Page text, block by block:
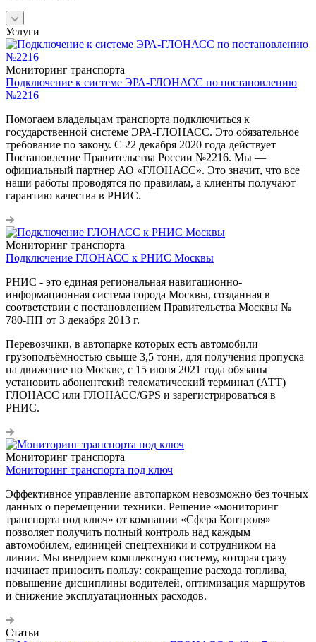
Услуги
Мониторинг транспорта
Подключение к системе ЭРА-ГЛОНАСС по постановлению
№2216
Помогаем владельцам транспорта подключиться к
государственной системе ЭРА-ГЛОНАСС. Это обязательное
требование по закону. С 22 декабря 2020 года действует
Постановление Правительства России №2216. Мы —
официальный партнер АО «ГЛОНАСС». Это значит, что все
наши работы проводятся по правилам, а клиенты получают
гарантию качества в РНИС.
Мониторинг транспорта
Подключение ГЛОНАСС к РНИС Москвы
РНИС - это единая региональная навигационно-
информационная система города Москвы, созданная в
соответствии с постановлением Правительства Москвы №
780-ПП от 3 декабря 2013 г.
Перевозчики, в автопарке которых есть автомобили
грузоподъёмностью свыше 3,5 тонн, для получения пропуска
на движение по Москве, с 15 июня 2021 года обязаны
установить абонентский телематический терминал (АТТ)
ГЛОНАСС или ГЛОНАСС/GPS и зарегистрироваться в
РНИС.
Мониторинг транспорта
Мониторинг транспорта под ключ
Эффективное управление автопарком невозможно без точных
данных о перемещении техники. Решение «мониторинг
транспорта под ключ» от компании «Сфера Контроля»
позволяет получить полный контроль над каждым
автомобилем, единицей спецтехники и сотрудником на
линии. Мы внедряем комплексную систему, которая сразу
начинает приносить пользу: сокращение расхода топлива,
повышение дисциплины водителей, оптимизация маршрутов
и снижение эксплуатационных расходов.
Статьи